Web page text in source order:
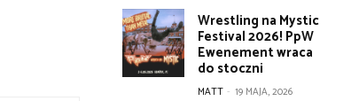
Wrestling na Mystic
Festival 2026! PpW
Ewenement wraca
do stoczni
MATT - 19 MAJA, 2026